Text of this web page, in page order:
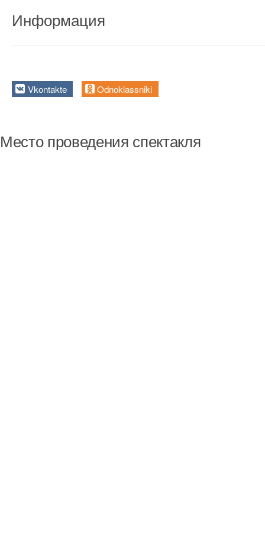
Информация
Vkontakte Odnoklassniki
Место проведения спектакля